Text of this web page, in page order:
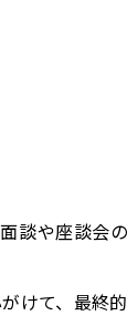
談や座談会
けて、最終